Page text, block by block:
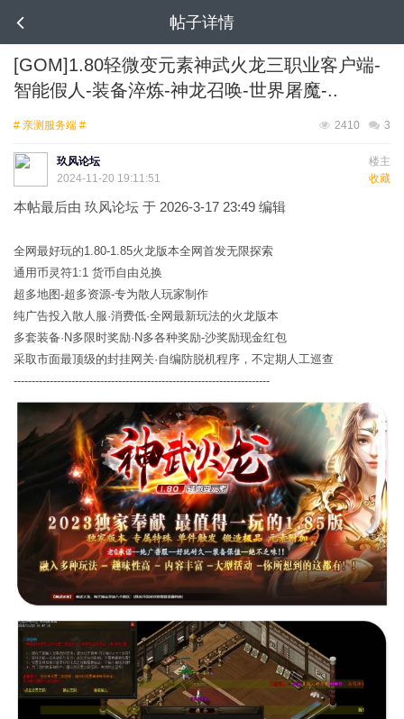
帖子详情
[GOM]1.80轻微变元素神武火龙三职业客户端-
智能假人-装备淬炼-神龙召唤-世界屠魔-..
# 亲测服务端 # 3
2410
楼主
玖风论坛
收藏
2024-11-20 19:11:51
本帖最后由 玖风论坛 于 2026-3-17 23:49 编辑
全网最好玩的1.80-1.85火龙版本全网首发无限探索
通用币灵符1:1 货币自由兑换
超多地图-超多资源-专为散人玩家制作
纯广告投入散人服·消费低·全网最新玩法的火龙版本
多套装备·N多限时奖励·N多各种奖励-沙奖励现金红包
采取市面最顶级的封挂网关·自编防脱机程序，不定期人工巡查
-----------------------------------------------------------------------